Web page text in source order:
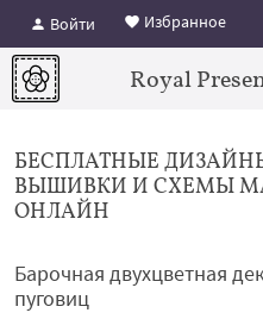
Войти Избранное
Royal
БЕСПЛАТНЫЕ
ВЫШИВКИ И СХЕМЫ
ОНЛАЙН
Барочная двухцветная
пуговиц